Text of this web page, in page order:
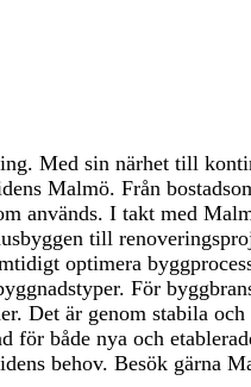
Med sin närhet till
Malmö. Från
används. I takt med
till
optimera
För
Det är genom stabila
för både nya och
behov. Besök gärna